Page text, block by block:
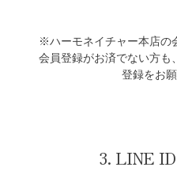
※ハーモネイチャー本店の
会員登録がお済でない方も
登録をお願
3. LINE